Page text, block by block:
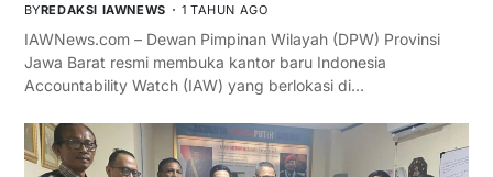
BYREDAKSI IAWNEWS 1 TAHUN AGO
IAWNews.com – Dewan Pimpinan Wilayah (DPW) Provinsi
Jawa Barat resmi membuka kantor baru Indonesia
Accountability Watch (IAW) yang berlokasi di…